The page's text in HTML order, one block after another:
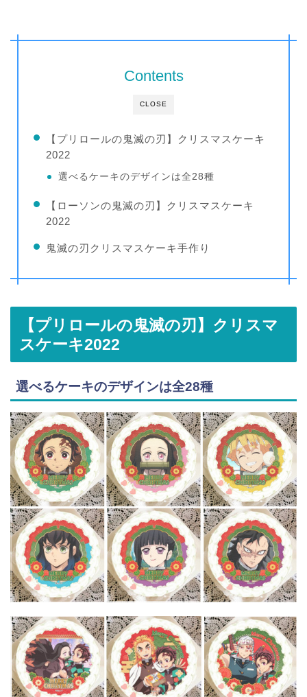
CLOSE
Contents
【プリロールの鬼滅の刃】クリスマスケーキ
2022
選べるケーキのデザインは全28種
【ローソンの鬼滅の刃】クリスマスケーキ
2022
鬼滅の刃クリスマスケーキ手作り
【プリロールの鬼滅の刃】クリスマ
スケーキ2022
選べるケーキのデザインは全28種